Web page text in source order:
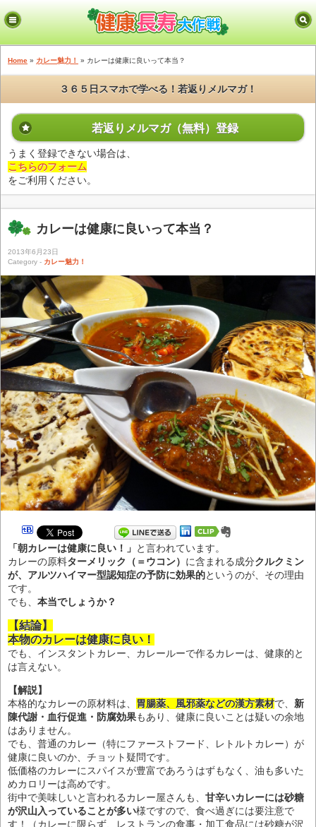
Home » カレー魅力！ » カレーは健康に良いって本当？
３６５日スマホで学べる！若返りメルマガ！
若返りメルマガ（無料）登録
うまく登録できない場合は、
こちらのフォーム
をご利用ください。
カレーは健康に良いって本当？
2013年6月23日
Category - カレー魅力！
「朝カレーは健康に良い！」 と言われています。
カレーの原料ターメリック（＝ウコン） に含まれる成分クルクミン
が、アルツハイマー型認知症の予防に効果的というのが、その理由
です。
でも、 本当でしょうか？
【結論】
本物のカレーは健康に良い！
でも、インスタントカレー、カレールーで作るカレーは、健康的と
は言えない。
【解説】
本格的なカレーの原材料は、
胃腸薬、風邪薬などの漢方素材で、 新
陳代謝・血行促進・防腐効果もあり、健康に良いことは疑いの余地
はありません。
でも、普通のカレー（特にファーストフード、レトルトカレー）が
健康に良いのか、チョット疑問です。
低価格のカレーにスパイスが豊富であろうはずもなく、油も多いた
めカロリーは高めです。
街中で美味しいと言われるカレー屋さんも、 甘辛いカレーには砂糖
が沢山入っていることが多い様ですので、食べ過ぎには要注意で
す！（カレーに限らず、レストランの食事・加工食品には砂糖が沢